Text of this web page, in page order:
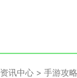
资讯中心 > 手游攻略